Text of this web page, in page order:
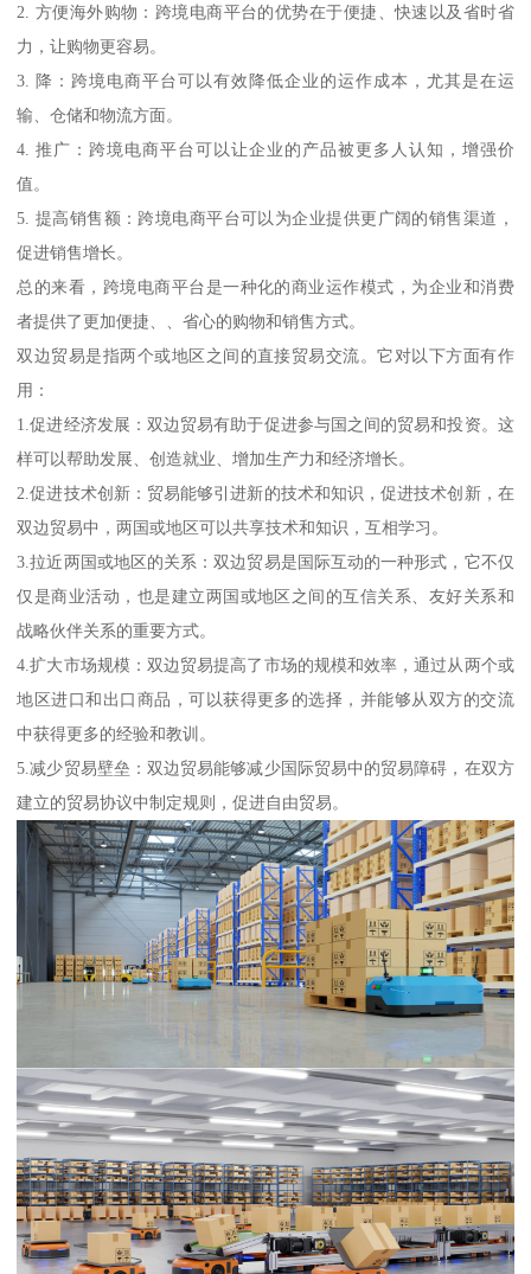
2. 方便海外购物：跨境电商平台的优势在于便捷、快速以及省时省
力，让购物更容易。
3. 降：跨境电商平台可以有效降低企业的运作成本，尤其是在运
输、仓储和物流方面。
4. 推广：跨境电商平台可以让企业的产品被更多人认知，增强价
值。
5. 提高销售额：跨境电商平台可以为企业提供更广阔的销售渠道，
促进销售增长。
总的来看，跨境电商平台是一种化的商业运作模式，为企业和消费
者提供了更加便捷、、省心的购物和销售方式。
双边贸易是指两个或地区之间的直接贸易交流。它对以下方面有作
用：
1.促进经济发展：双边贸易有助于促进参与国之间的贸易和投资。这
样可以帮助发展、创造就业、增加生产力和经济增长。
2.促进技术创新：贸易能够引进新的技术和知识，促进技术创新，在
双边贸易中，两国或地区可以共享技术和知识，互相学习。
3.拉近两国或地区的关系：双边贸易是国际互动的一种形式，它不仅
仅是商业活动，也是建立两国或地区之间的互信关系、友好关系和
战略伙伴关系的重要方式。
4.扩大市场规模：双边贸易提高了市场的规模和效率，通过从两个或
地区进口和出口商品，可以获得更多的选择，并能够从双方的交流
中获得更多的经验和教训。
5.减少贸易壁垒：双边贸易能够减少国际贸易中的贸易障碍，在双方
建立的贸易协议中制定规则，促进自由贸易。